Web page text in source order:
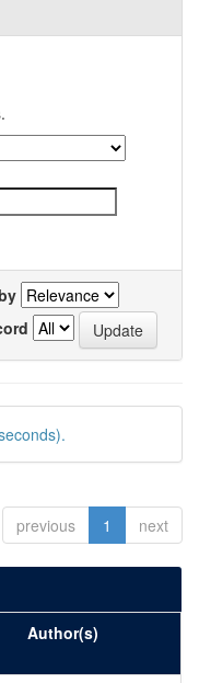
previous 1 next
Author(s)